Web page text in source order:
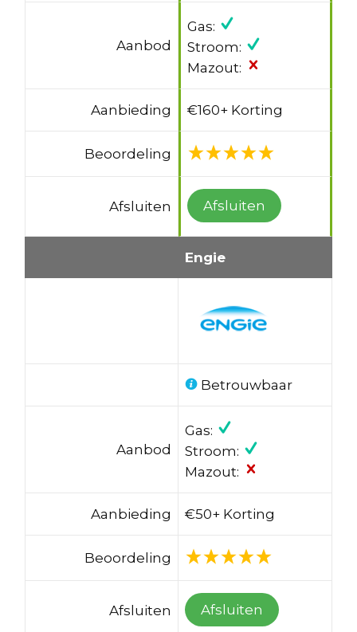
Aanbod
Gas:
Stroom:
Mazout:
Aanbieding €160+ Korting
Beoordeling
Afsluiten Afsluiten
Engie
Betrouwbaar
Aanbod
Gas:
Stroom:
Mazout:
Aanbieding €50+ Korting
Beoordeling
Afsluiten Afsluiten